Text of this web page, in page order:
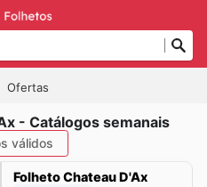
Ofertas
- Catálogos semanais
válidos
Folheto Chateau D'Ax